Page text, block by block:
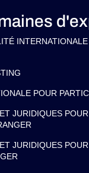
POUR
JURIDIQUES
JURIDIQUES